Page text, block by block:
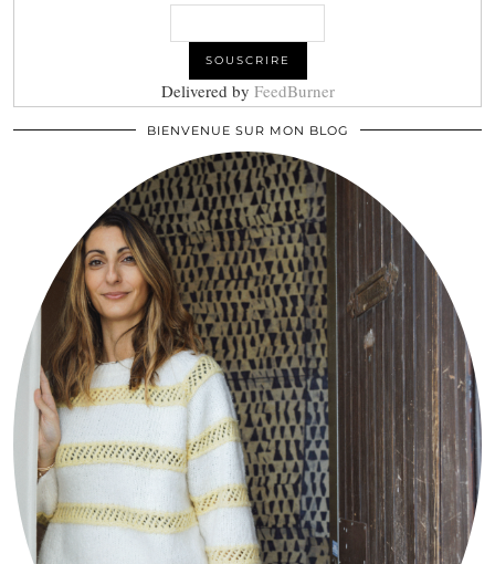
Delivered by FeedBurner
BIENVENUE SUR MON BLOG